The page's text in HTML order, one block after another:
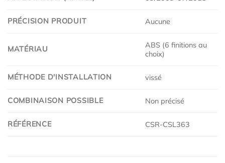
PRÉCISION PRODUIT Aucune
MATÉRIAU
ABS (6 finitions au
choix)
MÉTHODE D'INSTALLATION vissé
COMBINAISON POSSIBLE Non précisé
RÉFÉRENCE CSR-CSL363